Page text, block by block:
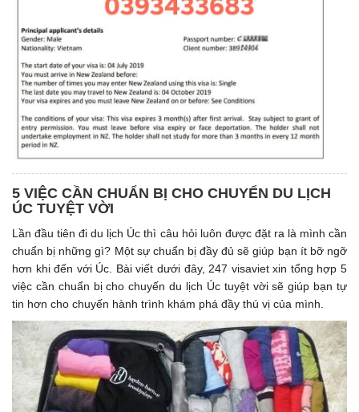
5 VIỆC CẦN CHUẨN BỊ CHO CHUYỂN DU LỊCH
ÚC TUYỆT VỜI
Lần đầu tiên đi du lịch Úc thì câu hỏi luôn được đặt ra là mình cần
chuẩn bị những gì? Một sự chuẩn bị đầy đủ sẽ giúp bạn ít bỡ ngỡ
hơn khi đến với Úc. Bài viết dưới đây, 247 visaviet xin tổng hợp 5
việc cần chuẩn bị cho chuyến du lịch Úc tuyệt vời sẽ giúp bạn tự
tin hơn cho chuyến hành trình khám phá đầy thú vị của mình.